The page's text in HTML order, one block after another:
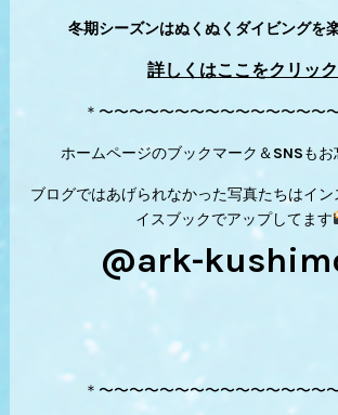
冬期シーズンはぬくぬくダイビングを
詳しくはここをクリック
＊〜〜〜〜〜〜〜〜〜〜〜〜〜〜〜
ホームページのブックマーク＆SNSもお
ブログではあげられなかった写真たちはイ
イスブックでアップしてます
@ark-
＊〜〜〜〜〜〜〜〜〜〜〜〜〜〜〜